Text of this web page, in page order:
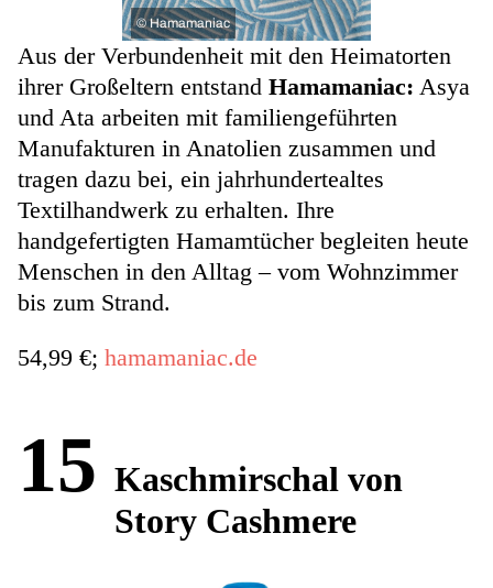
© Hamamaniac
Aus der Verbundenheit mit den Heimatorten
ihrer Großeltern entstand Hamamaniac: Asya
und Ata arbeiten mit familiengeführten
Manufakturen in Anatolien zusammen und
tragen dazu bei, ein jahrhundertealtes
Textilhandwerk zu erhalten. Ihre
handgefertigten Hamamtücher begleiten heute
Menschen in den Alltag – vom Wohnzimmer
bis zum Strand.
54,99 €; hamamaniac.de
15 Kaschmirschal von
Story Cashmere